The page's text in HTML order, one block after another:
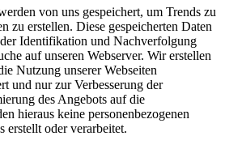
von uns gespeichert, um Trends zu
zu erstellen. Diese gespeicherten Daten
Identifikation und Nachverfolgung
auf unseren Webserver. Wir erstellen
Nutzung unserer Webseiten
und nur zur Verbesserung der
des Angebots auf die
hieraus keine personenbezogenen
erstellt oder verarbeitet.